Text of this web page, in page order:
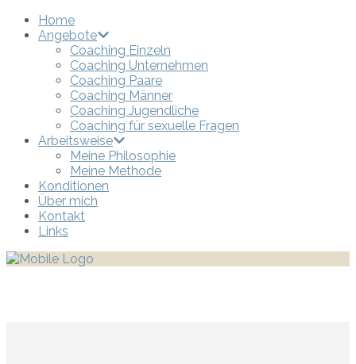
Home
Angebote
Coaching Einzeln
Coaching Unternehmen
Coaching Paare
Coaching Männer
Coaching Jugendliche
Coaching für sexuelle Fragen
Arbeitsweise
Meine Philosophie
Meine Methode
Konditionen
Über mich
Kontakt
Links